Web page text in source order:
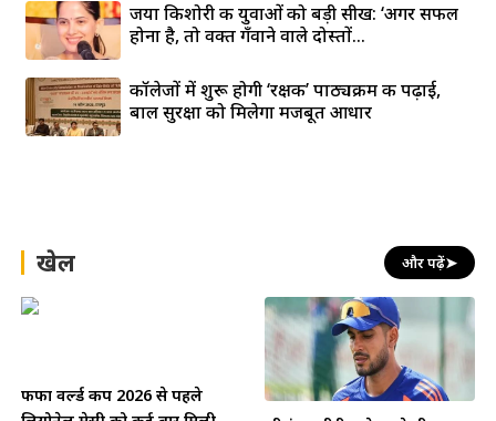
जया किशोरी की युवाओं को बड़ी सीख: ‘अगर सफल
होना है, तो वक्त गँवाने वाले दोस्तों...
कॉलेजों में शुरू होगी ‘रक्षक’ पाठ्यक्रम की पढ़ाई,
बाल सुरक्षा को मिलेगा मजबूत आधार
खेल और पढ़ें➤
फीफा वर्ल्ड कप 2026 से पहले